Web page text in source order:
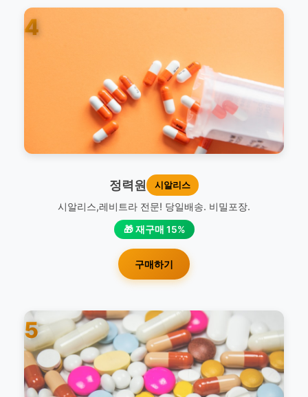
4
정력원 시알리스
시알리스,레비트라 전문! 당일배송. 비밀포장.
🎁 재구매 15%
구매하기
5